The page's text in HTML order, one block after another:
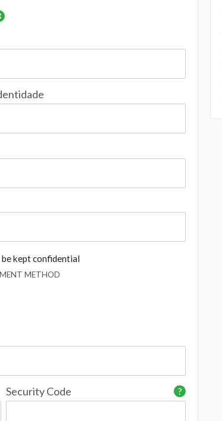
kept confidential
METHOD
?
Security Code